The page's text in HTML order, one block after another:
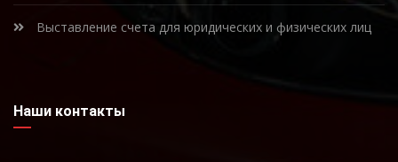
Выставление счета для юридических и физических лиц
Наши контакты